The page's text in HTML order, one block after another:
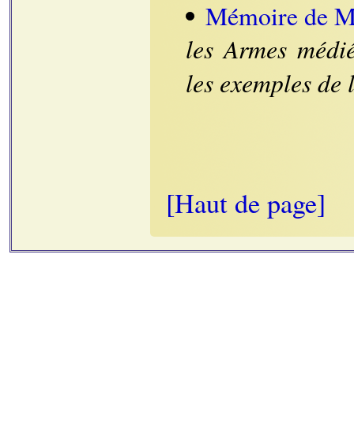
Mémoire de
les Armes
les exemples
[Haut de page]